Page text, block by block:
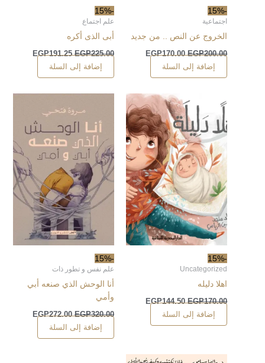
-15%
اجتماعية
الخروج عن النص .. من جديد
EGP200.00
EGP170.00
إضافة إلى السلة
-15%
علم اجتماع
أبى الذى أكره
EGP225.00
EGP191.25
إضافة إلى السلة
-15%
Uncategorized
اهلا دليله
EGP170.00
EGP144.50
إضافة إلى السلة
-15%
علم نفس و تطور ذات
أنا الوحش الذي صنعه أبي
وأمي
EGP320.00
EGP272.00
إضافة إلى السلة